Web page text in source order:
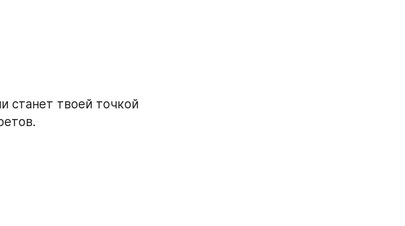
станет твоей точкой